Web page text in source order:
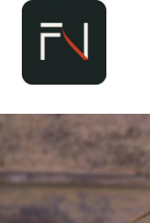
Zum
springen